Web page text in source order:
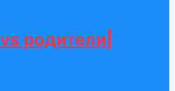
родители|